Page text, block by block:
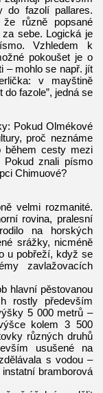
do fazolí pallares.
různě popsané
sebe. Logická je
Vzhledem k
pokoušet je o
– mohlo se např. jít
v mayštině
do fazole”, jedná se
Pokud Olmékové
proč neznáme
během cesty mezi
Pokud znali písmo
Chimuové?
velmi rozmanité.
rovina, pralesní
na horských
srážky, nicméně
u pobřeží, když se
zavlažovacích
hlavní pěstovanou
rostly především
5 000 metrů –
kolem 3 500
různých druhů
usušené na
s vodou –
bramborová